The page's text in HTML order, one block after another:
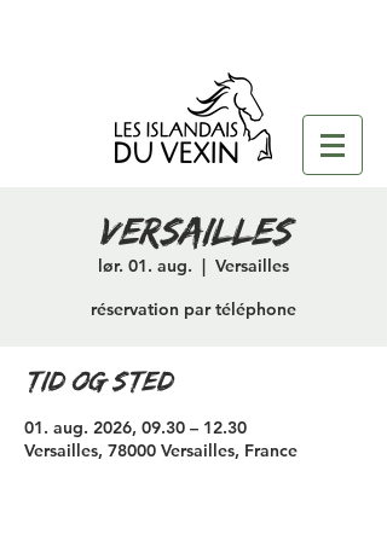
versailles
lør. 01. aug.
  |
Versailles
réservation par téléphone
Tid og sted
01. aug. 2026, 09.30 – 12.30
Versailles, 78000 Versailles, France